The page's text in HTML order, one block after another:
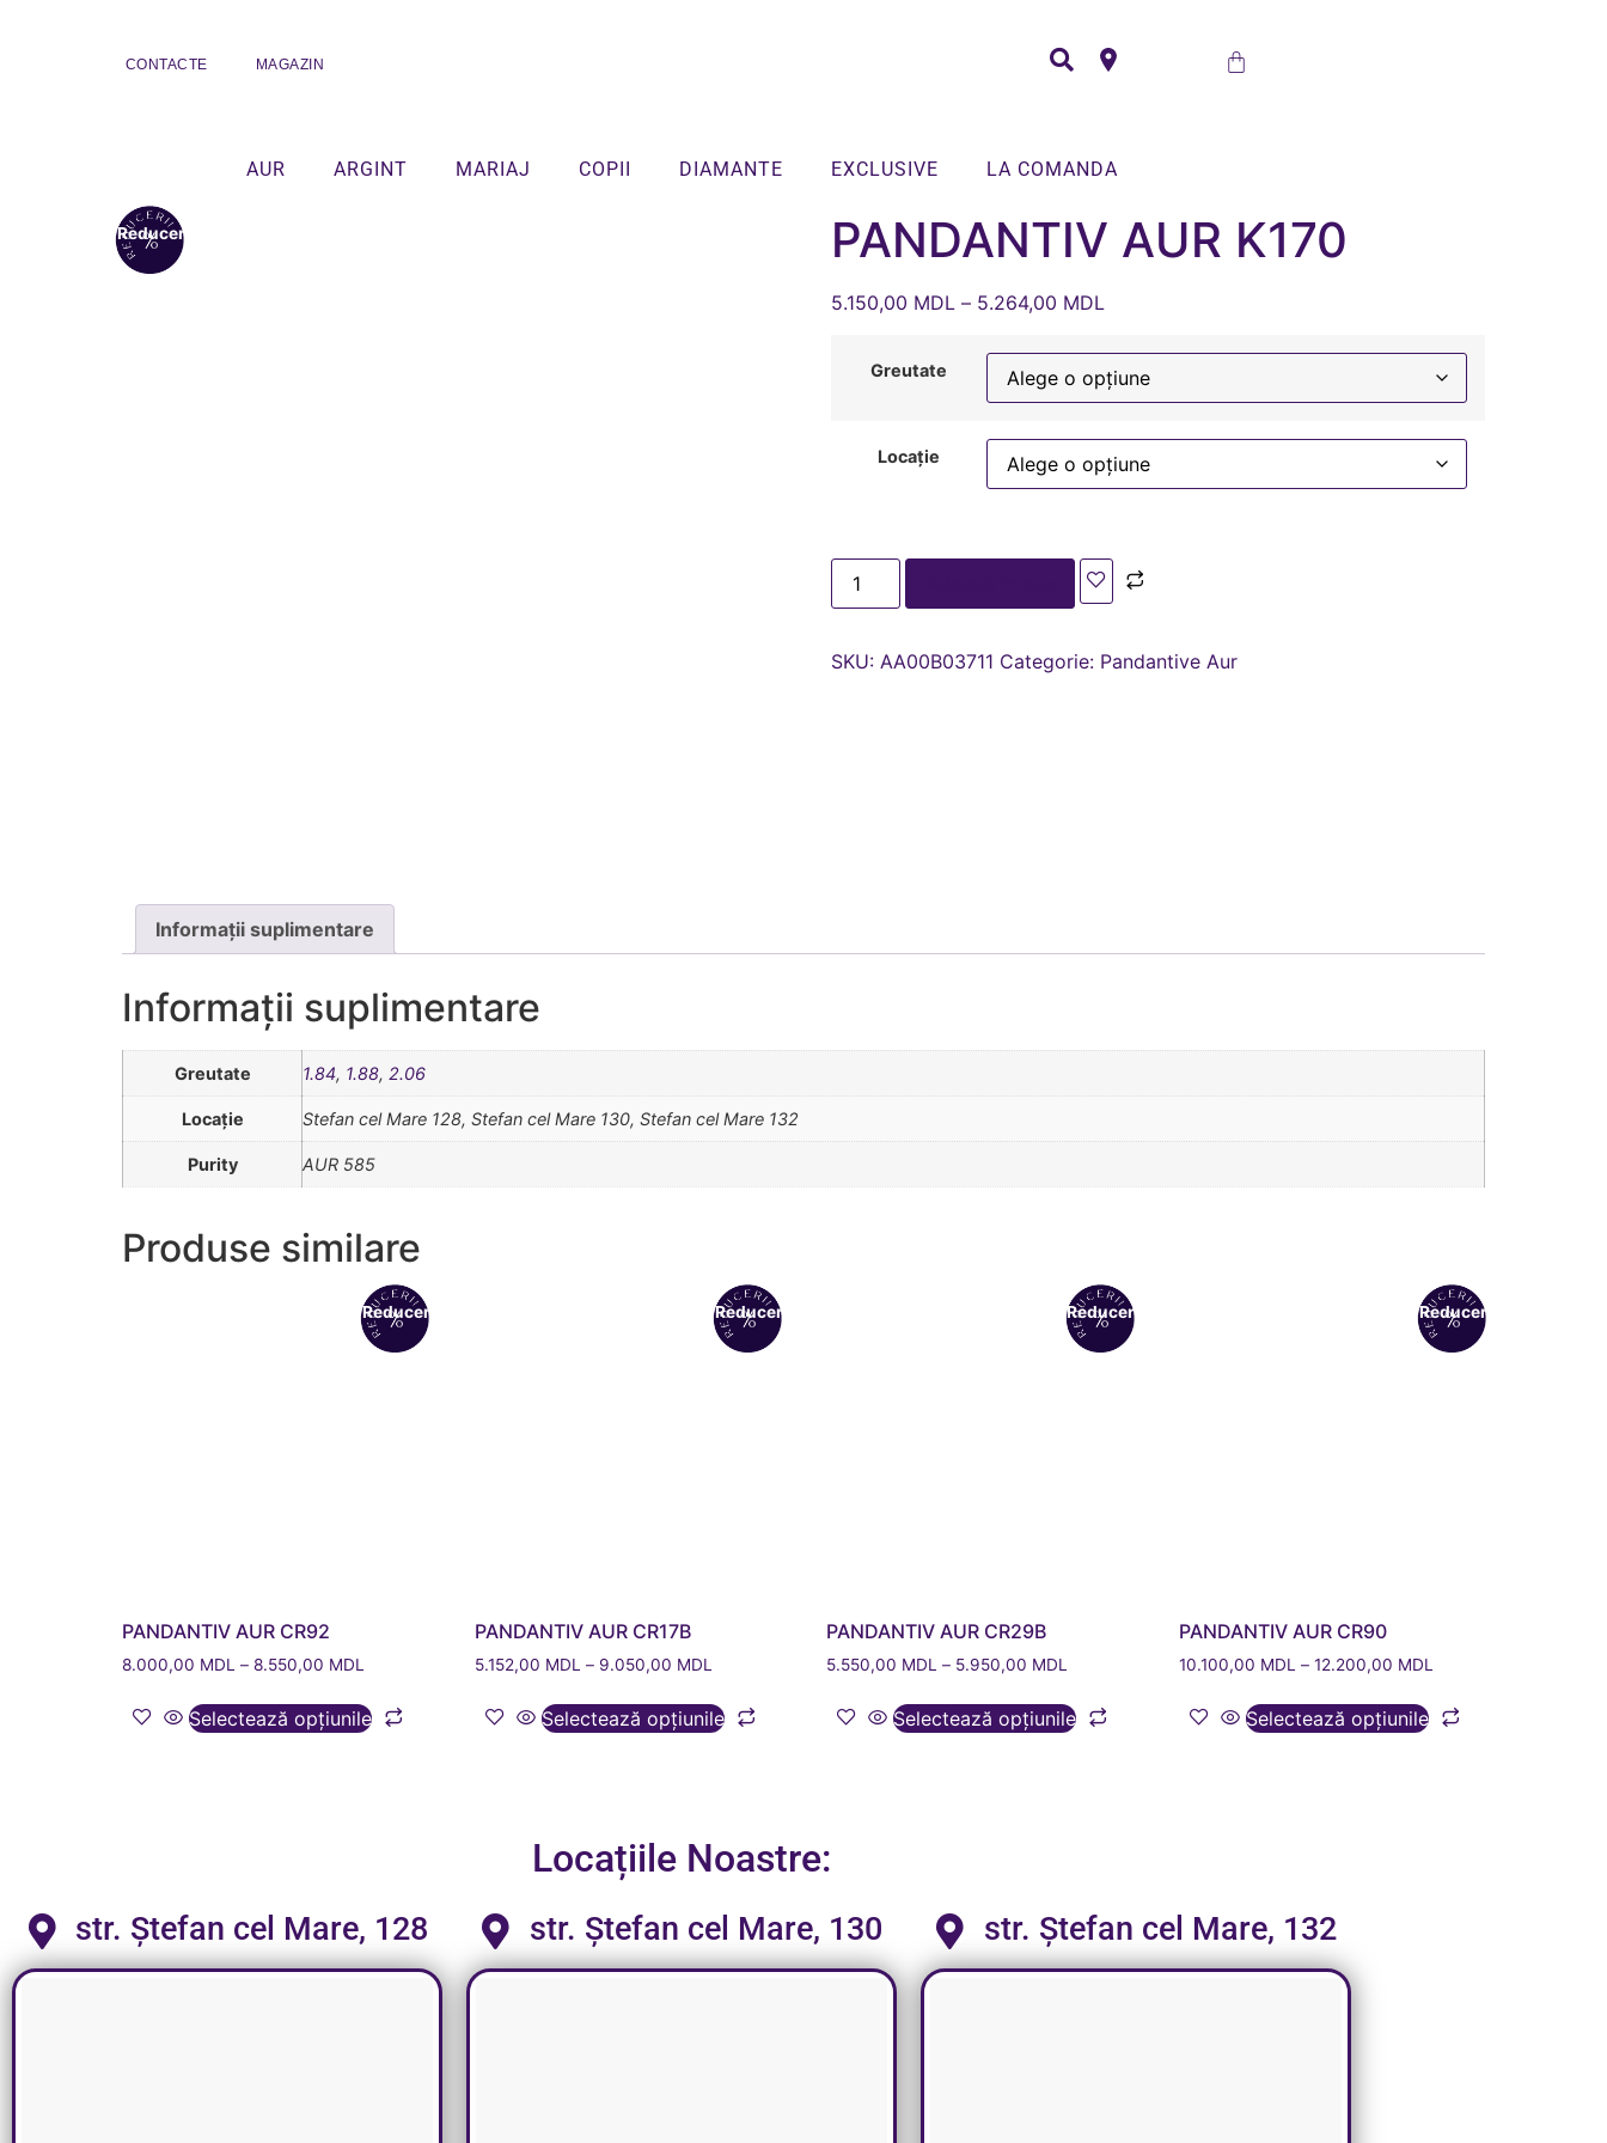
CONTACTE MAGAZIN
AUR ARGINT MARIAJ COPII DIAMANTE EXCLUSIVE LA COMANDA
Reduceri! PANDANTIV AUR K170
5.150,00 MDL – 5.264,00 MDL
Greutate
Locație
SKU: AA00В03711 Categorie: Pandantive Aur
Informații suplimentare
Informații suplimentare
Greutate 1.84, 1.88, 2.06
Locație Stefan cel Mare 128, Stefan cel Mare 130, Stefan cel Mare 132
Purity AUR 585
Produse similare
Reduceri!
PANDANTIV AUR CR92
8.000,00 MDL – 8.550,00 MDL
Selectează opțiunile
Reduceri!
PANDANTIV AUR CR17B
5.152,00 MDL – 9.050,00 MDL
Selectează opțiunile
Reduceri!
PANDANTIV AUR CR29B
5.550,00 MDL – 5.950,00 MDL
Selectează opțiunile
Reduceri!
PANDANTIV AUR CR90
10.100,00 MDL – 12.200,00 MDL
Selectează opțiunile
Locațiile Noastre:
str. Ștefan cel Mare, 128 str. Ștefan cel Mare, 130 str. Ștefan cel Mare, 132